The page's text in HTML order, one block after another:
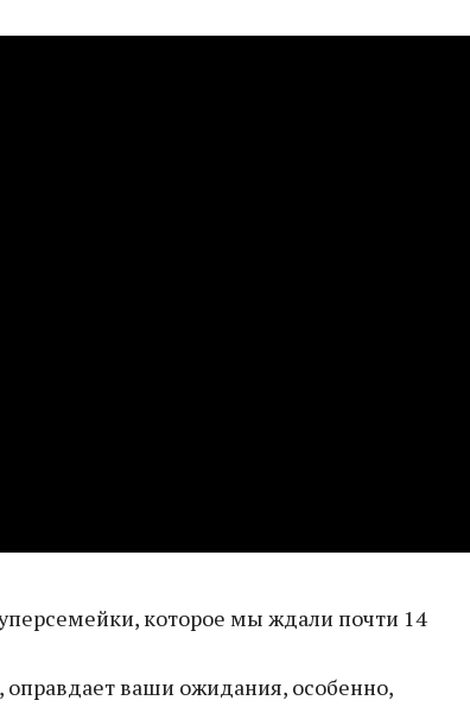
которое мы ждали почти 14
оправдает ваши ожидания, особенно,